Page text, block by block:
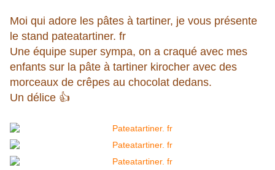
Moi qui adore les pâtes à tartiner, je vous présente
le stand pateatartiner. fr
Une équipe super sympa, on a craqué avec mes
enfants sur la pâte à tartiner kirocher avec des
morceaux de crêpes au chocolat dedans.
Un délice 👍